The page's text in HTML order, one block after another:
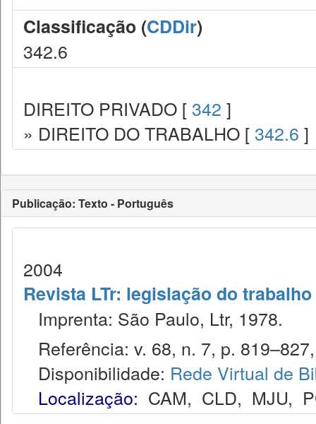
Classificação (CDDir)
342.6
DIREITO PRIVADO [ 342 ]
» DIREITO DO TRABALHO [ 342.6 ]
Publicação: Texto - Português
2004
Revista LTr: legislação do trabalho
Imprenta: São Paulo, Ltr, 1978.
Referência: v. 68, n. 7, p.
Disponibilidade: Rede Virtual de
Localização: CAM, CLD, MJU,